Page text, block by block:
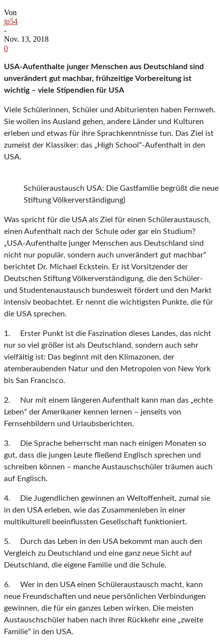
Von
jp54
-
Nov. 13, 2018
0
USA-Aufenthalte junger Menschen aus Deutschland sind
unverändert gut machbar, frühzeitige Vorbereitung ist
wichtig – viele Stipendien für USA
Viele Schülerinnen, Schüler und Abiturienten haben Fernweh.
Sie wollen ins Ausland gehen, andere Länder und Kulturen
erleben und etwas für ihre Sprachkenntnisse tun. Das Ziel ist
zumeist der Klassiker: das „High School“-Aufenthalt in den
USA.
Schüleraustausch USA: Die Gastfamilie begrüßt die
Stiftung Völkerverständigung)
Was spricht für die USA als Ziel für einen Schüleraustausch,
einen Aufenthalt nach der Schule oder gar ein Studium?
„USA-Aufenthalte junger Menschen aus Deutschland sind
nicht nur populär, sondern auch unverändert gut machbar“
berichtet Dr. Michael Eckstein. Er ist Vorsitzender der
Deutschen Stiftung Völkerverständigung, die den Schüler-
und Studentenaustausch bundesweit fördert und den Markt
intensiv beobachtet. Er nennt die wichtigsten Punkte, die für
die USA sprechen.
1. Erster Punkt ist die Faszination dieses Landes, das nicht
nur so viel größer ist als Deutschland, sondern auch sehr
vielfältig ist: Das beginnt mit den Klimazonen, der
atemberaubenden Natur und den Metropolen von New York
bis San Francisco.
2. Nur mit einem längeren Aufenthalt kann man das „echte
Leben“ der Amerikaner kennen lernen – jenseits von
Fernsehbildern und Urlaubsberichten.
3. Die Sprache beherrscht man nach einigen Monaten so
gut, dass die jungen Leute fließend Englisch sprechen und
schreiben können – manche Austauschschüler träumen auch
auf Englisch.
4. Die Jugendlichen gewinnen an Weltoffenheit, zumal sie
in den USA erleben, wie das Zusammenleben in einer
multikulturell beeinflussten Gesellschaft funktioniert.
5. Durch das Leben in den USA bekommt man auch den
Vergleich zu Deutschland und eine ganz neue Sicht auf
Deutschland, die eigene Familie und die Schule.
6. Wer in den USA einen Schüleraustausch macht, kann
neue Freundschaften und neue persönlichen Verbindungen
gewinnen, die für ein ganzes Leben wirken. Die meisten
Austauschschüler haben nach ihrer Rückkehr eine „zweite
Familie“ in den USA.